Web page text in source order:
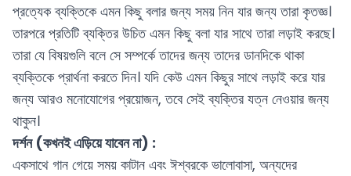
প্রত্যেক ব্যক্তিকে এমন কিছু বলার জন্য সময় নিন যার জন্য তারা কৃতজ্ঞ।
তারপরে প্রতিটি ব্যক্তির উচিত এমন কিছু বলা যার সাথে তারা লড়াই করছে।
তারা যে বিষয়গুলি বলে সে সম্পর্কে তাদের জন্য তাদের ডানদিকে থাকা
ব্যক্তিকে প্রার্থনা করতে দিন। যদি কেউ এমন কিছুর সাথে লড়াই করে যার
জন্য আরও মনোযোগের প্রয়োজন, তবে সেই ব্যক্তির যত্ন নেওয়ার জন্য
থাকুন।
দর্শন (কখনই এড়িয়ে যাবেন না) :
একসাথে গান গেয়ে সময় কাটান এবং ঈশ্বরকে ভালোবাসা, অন্যদের